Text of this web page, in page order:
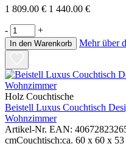
1 809.00 € 1 440.00 €
- +
In den Warenkorb Mehr über
Holz Couchtische
Beistell Luxus Couchtisch
Wohnzimmer
Artikel-Nr. EAN:
cmCouchtisch:ca. 60 x 60 x